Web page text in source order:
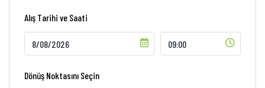
Alış Tarihi ve Saati
Dönüş Noktasını Seçin